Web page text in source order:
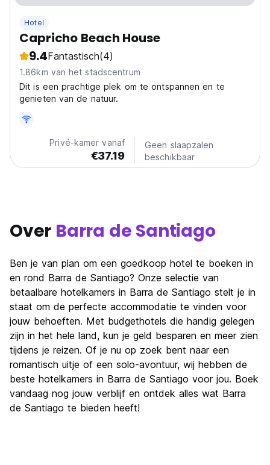
Hotel
Capricho Beach House
9.4Fantastisch(4)
1.86km van het stadscentrum
Dit is een prachtige plek om te ontspannen en te
genieten van de natuur.
Privé-kamer vanaf
€37.19
Geen slaapzalen
beschikbaar
Over Barra de Santiago
Ben je van plan om een goedkoop hotel te boeken in
en rond Barra de Santiago? Onze selectie van
betaalbare hotelkamers in Barra de Santiago stelt je in
staat om de perfecte accommodatie te vinden voor
jouw behoeften. Met budgethotels die handig gelegen
zijn in het hele land, kun je geld besparen en meer zien
tijdens je reizen. Of je nu op zoek bent naar een
romantisch uitje of een solo-avontuur, wij hebben de
beste hotelkamers in Barra de Santiago voor jou. Boek
vandaag nog jouw verblijf en ontdek alles wat Barra
de Santiago te bieden heeft!